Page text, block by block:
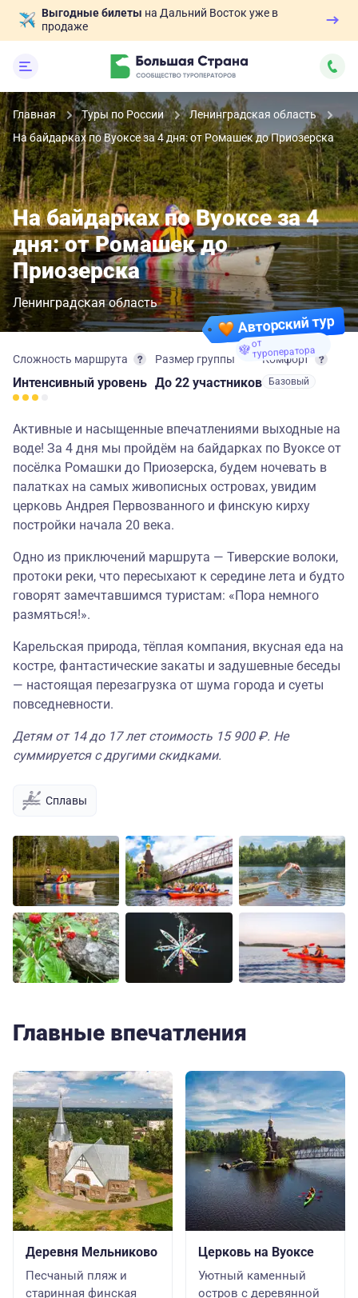
Выгодные билеты на Дальний Восток уже в
продаже
Главная Туры по России
Ленинградская область
На байдарках по Вуоксе за 4 дня: от Ромашек до Приозерска
Авторский тур
от
туроператора
На байдарках по Вуоксе за 4
дня: от Ромашек до
Приозерска
Ленинградская область
Сложность маршрута
Интенсивный уровень
Комфорт
Базовый
Размер группы
до 22 участников
Активные и насыщенные впечатлениями выходные на
воде! За 4 дня мы пройдём на байдарках по Вуоксе от
посёлка Ромашки до Приозерска, будем ночевать в
палатках на самых живописных островах, увидим
церковь Андрея Первозванного и финскую кирху
постройки начала 20 века.
Одно из приключений маршрута — Тиверские волоки,
протоки реки, что пересыхают к середине лета и будто
говорят замечтавшимся туристам: «Пора немного
размяться!».
Карельская природа, тёплая компания, вкусная еда на
костре, фантастические закаты и задушевные беседы
— настоящая перезагрузка от шума города и суеты
повседневности.
Детям от 14 до 17 лет стоимость 15 900 ₽. Не
суммируется с другими скидками.
Сплавы
Главные впечатления
Деревня Мельниково
Песчаный пляж и
старинная финская
Церковь на Вуоксе
Уютный каменный
остров с деревянной